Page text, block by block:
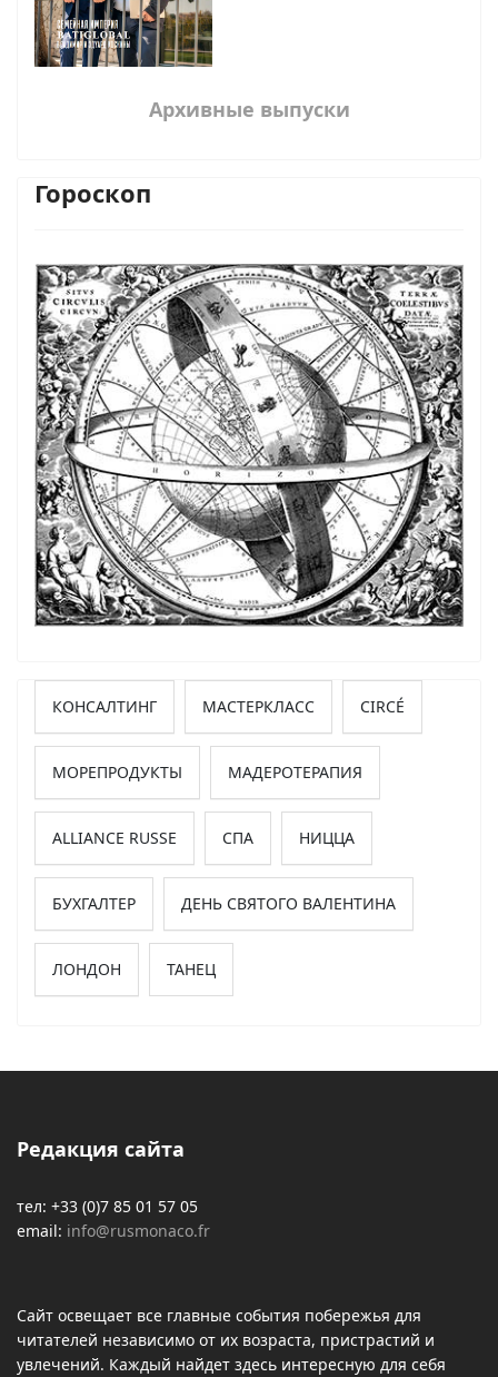
Архивные выпуски
Гороскоп
КОНСАЛТИНГ МАСТЕРКЛАСС CIRCÉ
МОРЕПРОДУКТЫ МАДЕРОТЕРАПИЯ
ALLIANCE RUSSE СПА НИЦЦА
БУХГАЛТЕР ДЕНЬ СВЯТОГО ВАЛЕНТИНА
ЛОНДОН ТАНЕЦ
Редакция сайта
тел: +33 (0)7 85 01 57 05
email: info@rusmonaco.fr
Сайт освещает все главные события побережья для
читателей независимо от их возраста, пристрастий и
увлечений. Каждый найдет здесь интересную для себя